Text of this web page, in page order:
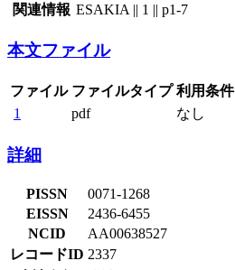
関連情報 ESAKIA || 1 || p1-7
本文ファイル
ファイル ファイルタイプ 利用条件
1
pdf なし
詳細
PISSN
0071-1268
EISSN
2436-6455
NCID
AA00638527
レコードID 2337